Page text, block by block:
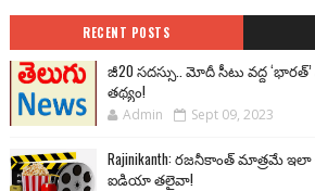
RECENT POSTS
జీ20 సదస్సు.. మోదీ సీటు వద్ద
తథ్యం!
Admin Sept 09, 2023
Rajinikanth: రజనీకాంత్ మాత్రమే
ఐడియా తలైవా!